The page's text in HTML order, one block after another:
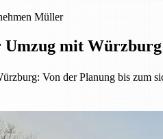
Müller
Umzug mit
Von der Planung bis zum